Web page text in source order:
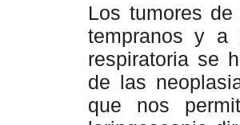
Los tumores
tempranos y a
respiratoria se
de las
que nos